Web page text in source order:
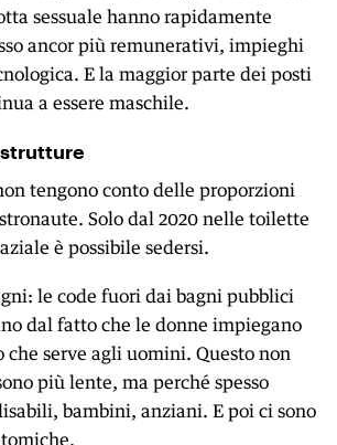
sessuale hanno rapidamente
ancor più remunerativi, impieghi
E la maggior parte dei posti
a essere maschile.
tengono conto delle proporzioni
Solo dal 2020 nelle toilette
è possibile sedersi.
le code fuori dai bagni pubblici
dal fatto che le donne impiegano
che serve agli uomini. Questo non
più lente, ma perché spesso
bambini, anziani. E poi ci sono